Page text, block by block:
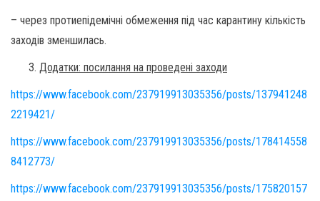
– через протиепідемічні обмеження під час карантину кількість
заходів зменшилась.
Додатки: посилання на проведені заходи
https://www.facebook.com/237919913035356/posts/137941248
2219421/
https://www.facebook.com/237919913035356/posts/178414558
8412773/
https://www.facebook.com/237919913035356/posts/175820157